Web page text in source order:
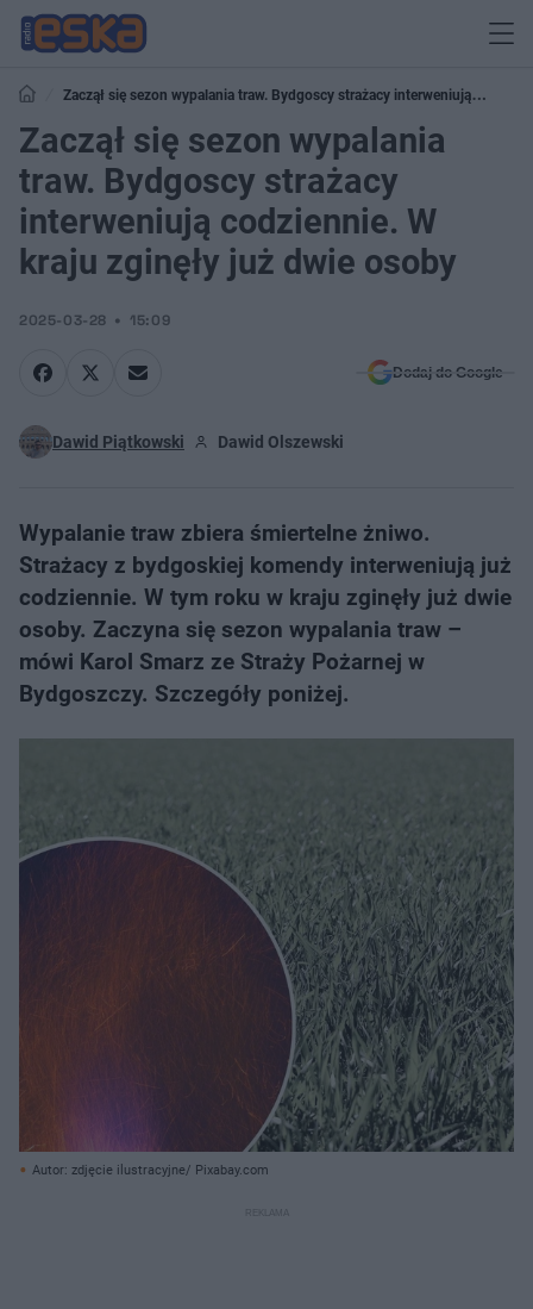
Zaczął się sezon wypalania traw. Bydgoscy strażacy interweniują
codziennie. W kraju zginęły już dwie osoby
Zaczął się sezon wypalania
traw. Bydgoscy strażacy
interweniują codziennie. W
kraju zginęły już dwie osoby
2025-03-28 15:09
Dodaj do Google
Dawid Piątkowski Dawid Olszewski
Wypalanie traw zbiera śmiertelne żniwo.
Strażacy z bydgoskiej komendy interweniują już
codziennie. W tym roku w kraju zginęły już dwie
osoby. Zaczyna się sezon wypalania traw –
mówi Karol Smarz ze Straży Pożarnej w
Bydgoszczy. Szczegóły poniżej.
Autor: zdjęcie ilustracyjne/ Pixabay.com